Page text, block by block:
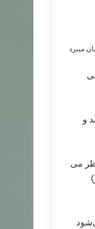
و
نظر می
اکتبر (۱۵ مهر)